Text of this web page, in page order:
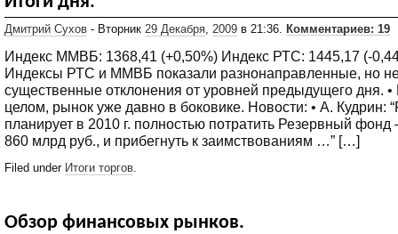
Дмитрий Сухов - Вторник 29 Декабря 2009 в 21:36. Комментариев: 19
Индекс ММВБ: 1368,41 (+0,50%) Индекс РТС: 1445,17 (-
Индексы РТС и ММВБ показали разнонаправленные, но
существенные отклонения от уровней предыдущего дня. •
целом, рынок уже давно в боковике. Новости: • А. Кудрин:
планирует в 2010 г. полностью потратить Резервный
860 млрд руб., и прибегнуть к заимствованиям …” […]
Filed under Итоги торгов
Обзор финансовых рынков.